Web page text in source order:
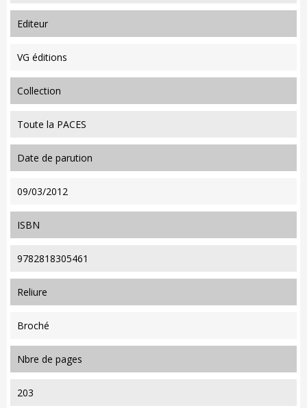
editeur
VG éditions
collection
Toute la PACES
date de parution
09/03/2012
ISBN
9782818305461
reliure
Broché
nbre de pages
203